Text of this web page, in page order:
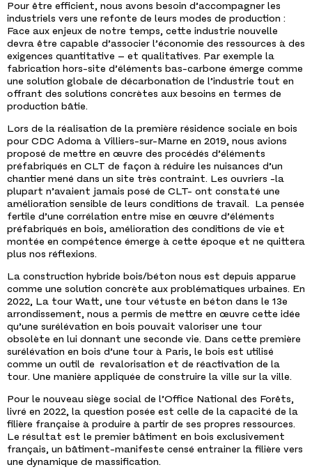
Pour être efficient, nous avons besoin d’accompagner les
industriels vers une refonte de leurs modes de production :
Face aux enjeux de notre temps, cette industrie nouvelle
devra être capable d’associer l’économie des ressources à des
exigences quantitative – et qualitatives. Par exemple la
fabrication hors-site d’éléments bas-carbone émerge comme
une solution globale de décarbonation de l’industrie tout en
offrant des solutions concrètes aux besoins en termes de
production bâtie.
Lors de la réalisation de la première résidence sociale en bois
pour CDC Adoma à Villiers-sur-Marne en 2019, nous avions
proposé de mettre en œuvre des procédés d’éléments
préfabriqués en CLT de façon à réduire les nuisances d’un
chantier mené dans un site très contraint. Les ouvriers -la
plupart n’avaient jamais posé de CLT- ont constaté une
amélioration sensible de leurs conditions de travail. La pensée
fertile d’une corrélation entre mise en œuvre d’éléments
préfabriqués en bois, amélioration des conditions de vie et
montée en compétence émerge à cette époque et ne quittera
plus nos réflexions.
La construction hybride bois/béton nous est depuis apparue
comme une solution concrète aux problématiques urbaines. En
2022, La tour Watt, une tour vétuste en béton dans le 13e
arrondissement, nous a permis de mettre en œuvre cette idée
qu’une surélévation en bois pouvait valoriser une tour
obsolète en lui donnant une seconde vie. Dans cette première
surélévation en bois d’une tour à Paris, le bois est utilisé
comme un outil de revalorisation et de réactivation de la
tour. Une manière appliquée de construire la ville sur la ville.
Pour le nouveau siège social de l’Office National des Forêts,
livré en 2022, la question posée est celle de la capacité de la
filière française à produire à partir de ses propres ressources.
Le résultat est le premier bâtiment en bois exclusivement
français, un bâtiment-manifeste censé entrainer la filière vers
une dynamique de massification.